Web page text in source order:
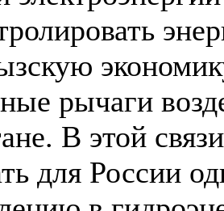
рычаги
В этой
для России